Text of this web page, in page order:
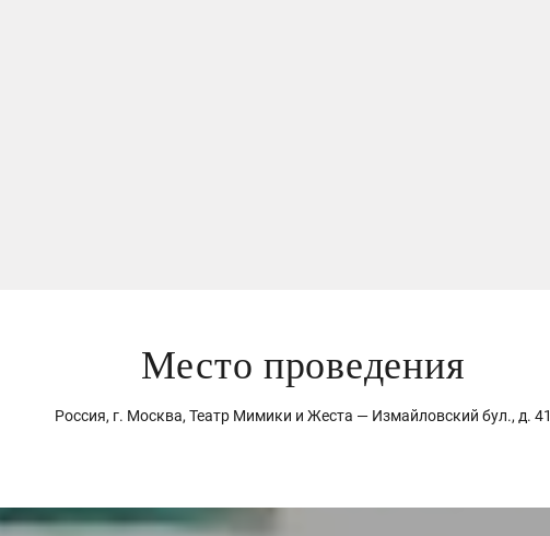
Место проведения
Россия, г. Москва, Театр Мимики и Жеста — Измайловский бул., д. 41